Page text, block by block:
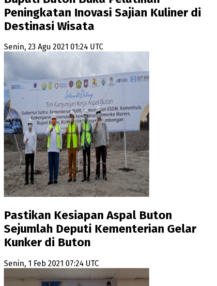
Peningkatan Inovasi Sajian Kuliner di
Destinasi Wisata
Senin, 23 Agu 2021 01:24 UTC
Pastikan Kesiapan Aspal Buton
Sejumlah Deputi Kementerian Gelar
Kunker di Buton
Senin, 1 Feb 2021 07:24 UTC